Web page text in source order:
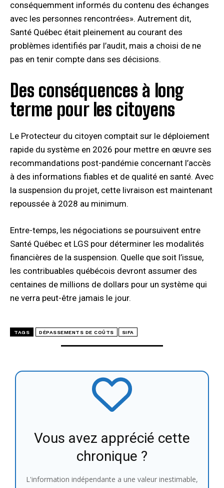
conséquemment informés du contenu des échanges
avec les personnes rencontrées». Autrement dit,
Santé Québec était pleinement au courant des
problèmes identifiés par l’audit, mais a choisi de ne
pas en tenir compte dans ses décisions.​
Des conséquences à long
terme pour les citoyens
Le Protecteur du citoyen comptait sur le déploiement
rapide du système en 2026 pour mettre en œuvre ses
recommandations post-pandémie concernant l’accès
à des informations fiables et de qualité en santé. Avec
la suspension du projet, cette livraison est maintenant
repoussée à 2028 au minimum.
Entre-temps, les négociations se poursuivent entre
Santé Québec et LGS pour déterminer les modalités
financières de la suspension. Quelle que soit l’issue,
les contribuables québécois devront assumer des
centaines de millions de dollars pour un système qui
ne verra peut-être jamais le jour.
TAGS DÉPASSEMENTS DE COÛTS SIFA
Vous avez apprécié cette
chronique ?
L'information indépendante a une valeur inestimable,